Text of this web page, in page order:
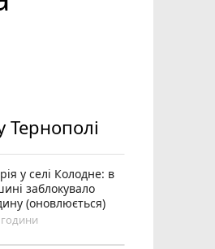
Тернополі
у селі Колодне: в
заблокувало
(оновлюється)
години